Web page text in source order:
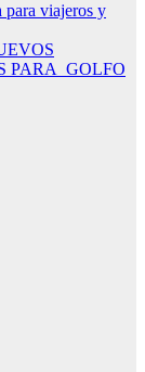
para viajeros y
PARA GOLFO